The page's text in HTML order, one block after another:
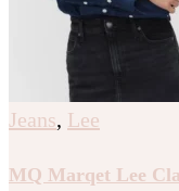
Jeans, Lee
MQ Marqet Lee